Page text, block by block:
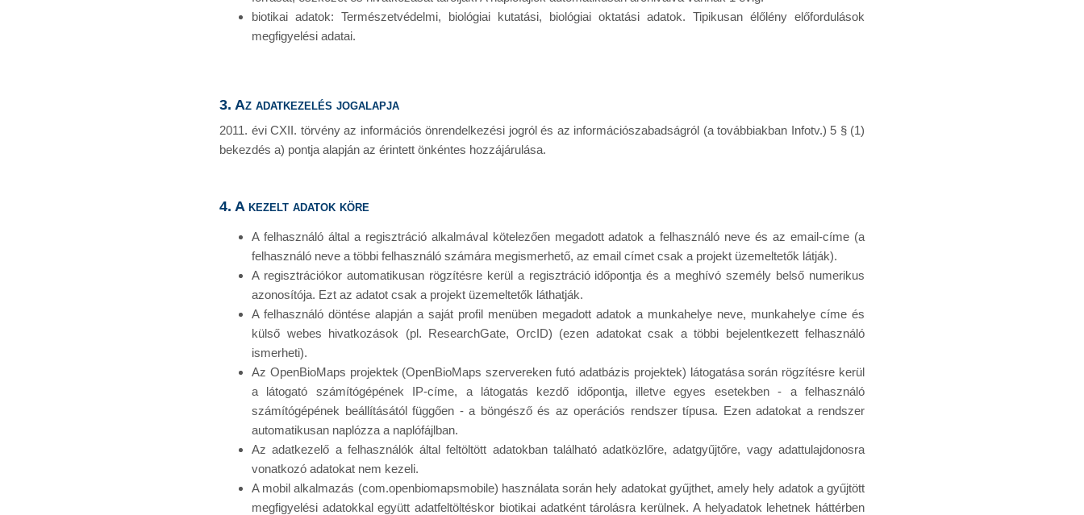
biotikai adatok: Természetvédelmi, biológiai kutatási, biológiai oktatási adatok. Tipikusan élőlény előfordulások
megfigyelési adatai.
3. Az adatkezelés jogalapja
2011. évi CXII. törvény az információs önrendelkezési jogról és az információszabadságról (a továbbiakban Infotv.) 5 § (1)
bekezdés a) pontja alapján az érintett önkéntes hozzájárulása.
4. A kezelt adatok köre
A felhasználó által a regisztráció alkalmával kötelezően megadott adatok a felhasználó neve és az email-címe (a
felhasználó neve a többi felhasználó számára megismerhető, az email címet csak a projekt üzemeltetők látják).
A regisztrációkor automatikusan rögzítésre kerül a regisztráció időpontja és a meghívó személy belső numerikus
azonosítója. Ezt az adatot csak a projekt üzemeltetők láthatják.
A felhasználó döntése alapján a saját profil menüben megadott adatok a munkahelye neve, munkahelye címe és
külső webes hivatkozások (pl. ResearchGate, OrcID) (ezen adatokat csak a többi bejelentkezett felhasználó
ismerheti).
Az OpenBioMaps projektek (OpenBioMaps szervereken futó adatbázis projektek) látogatása során rögzítésre kerül
a látogató számítógépének IP-címe, a látogatás kezdő időpontja, illetve egyes esetekben - a felhasználó
számítógépének beállításától függően - a böngésző és az operációs rendszer típusa. Ezen adatokat a rendszer
automatikusan naplózza a naplófájlban.
Az adatkezelő a felhasználók által feltöltött adatokban található adatközlőre, adatgyűjtőre, vagy adattulajdonosra
vonatkozó adatokat nem kezeli.
A mobil alkalmazás (com.openbiomapsmobile) használata során hely adatokat gyűjthet, amely hely adatok a gyűjtött
megfigyelési adatokkal együtt adatfeltöltéskor biotikai adatként tárolásra kerülnek. A helyadatok lehetnek háttérben